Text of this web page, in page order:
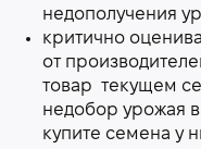
недополучения
критично
от
товар текущем
недобор урожая
купите семена у